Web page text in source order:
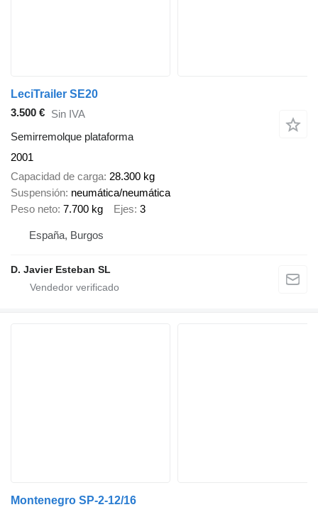
LeciTrailer SE20
3.500 € Sin IVA
Semirremolque plataforma
2001
Capacidad de carga 28.300 kg
Suspensión neumática/neumática
Peso neto 7.700 kg Ejes 3
España, Burgos
D. Javier Esteban SL
Montenegro SP-2-12/16